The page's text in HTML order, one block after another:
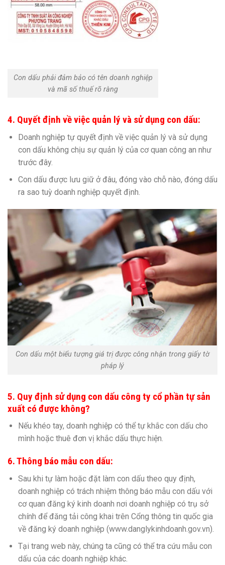
Con dấu phải đảm bảo có tên doanh nghiệp
và mã số thuế rõ ràng
4. Quyết định về việc quản lý và sử dụng con dấu:
Doanh nghiệp tự quyết định về việc quản lý và sử dụng
con dấu không chịu sự quản lý của cơ quan công an như
trước đây.
Con dấu được lưu giữ ở đâu, đóng vào chỗ nào, đóng dấu
ra sao tuỳ doanh nghiệp quyết định.
Con dấu một biểu tượng giá trị được công nhận trong giấy tờ
pháp lý
5. Quy định sử dụng con dấu công ty cổ phần tự sản
xuất có được không?
Nếu khéo tay, doanh nghiệp có thể tự khắc con dấu cho
mình hoặc thuê đơn vị khắc dấu thực hiện.
6. Thông báo mẫu con dấu:
Sau khi tự làm hoặc đặt làm con dấu theo quy định,
doanh nghiệp có trách nhiệm thông báo mẫu con dấu với
cơ quan đăng ký kinh doanh nơi doanh nghiệp có trụ sở
chính để đăng tải công khai trên Cổng thông tin quốc gia
về đăng ký doanh nghiệp (www.danglykinhdoanh.gov.vn).
Tại trang web này, chúng ta cũng có thể tra cứu mẫu con
dấu của các doanh nghiệp khác.